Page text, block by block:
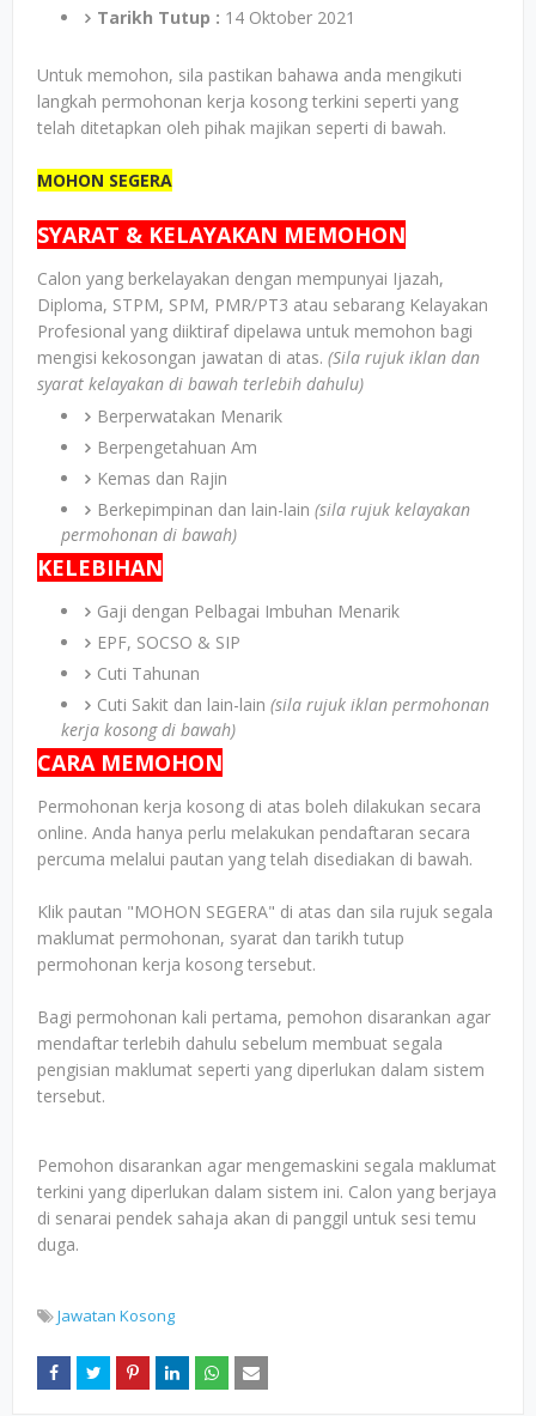
Tarikh Tutup : 14 Oktober 2021
Untuk memohon, sila pastikan bahawa anda mengikuti
langkah permohonan kerja kosong terkini seperti yang
telah ditetapkan oleh pihak majikan seperti di bawah.
MOHON SEGERA
SYARAT & KELAYAKAN MEMOHON
Calon yang berkelayakan dengan mempunyai Ijazah,
Diploma, STPM, SPM, PMR/PT3 atau sebarang Kelayakan
Profesional yang diiktiraf dipelawa untuk memohon bagi
mengisi kekosongan jawatan di atas. (Sila rujuk iklan dan
syarat kelayakan di bawah terlebih dahulu)
Berperwatakan Menarik
Berpengetahuan Am
Kemas dan Rajin
Berkepimpinan dan lain-lain (sila rujuk kelayakan
permohonan di bawah)
KELEBIHAN
Gaji dengan Pelbagai Imbuhan Menarik
EPF, SOCSO & SIP
Cuti Tahunan
Cuti Sakit dan lain-lain (sila rujuk iklan permohonan
kerja kosong di bawah)
CARA MEMOHON
Permohonan kerja kosong di atas boleh dilakukan secara
online. Anda hanya perlu melakukan pendaftaran secara
percuma melalui pautan yang telah disediakan di bawah.
Klik pautan "MOHON SEGERA" di atas dan sila rujuk segala
maklumat permohonan, syarat dan tarikh tutup
permohonan kerja kosong tersebut.
Bagi permohonan kali pertama, pemohon disarankan agar
mendaftar terlebih dahulu sebelum membuat segala
pengisian maklumat seperti yang diperlukan dalam sistem
tersebut.
Pemohon disarankan agar mengemaskini segala maklumat
terkini yang diperlukan dalam sistem ini. Calon yang berjaya
di senarai pendek sahaja akan di panggil untuk sesi temu
duga.
Jawatan Kosong